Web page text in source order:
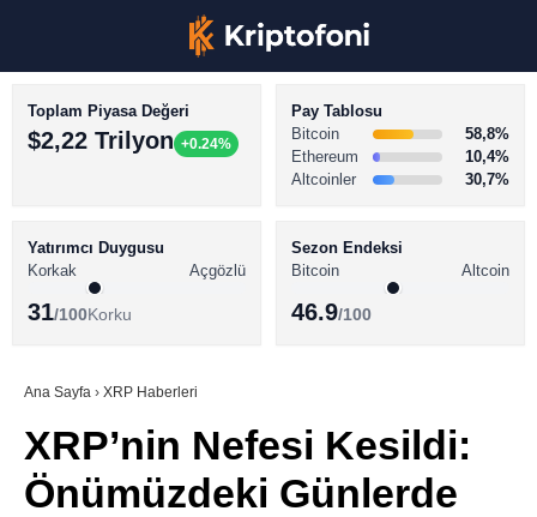
Youtube
TikTok
BİTCOİN HABERLERİ
ALTCOİN HABERLERİ
SÖZLÜK
Toplam Piyasa Değeri
$2,22 Trilyon +0.24%
Pay Tablosu
Bitcoin
58,8%
Ethereum
10,4%
Altcoinler
30,7%
Yatırımcı Duygusu
Korkak
Açgözlü
31/100Korku
Sezon Endeksi
Bitcoin
Altcoin
46.9/100
Ana Sayfa › XRP Haberleri
XRP’nin Nefesi Kesildi:
Önümüzdeki Günlerde